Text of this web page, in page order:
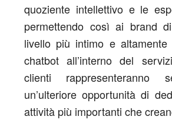
quoziente intellettivo e le
permettendo così ai brand
livello più intimo e altamente
chatbot all’interno del
clienti
un’ulteriore opportunità di
attività più importanti che